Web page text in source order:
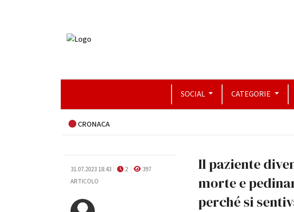
SOCIAL CATEGORIE
CRONACA
31.07.2023 18:43 2
397
ARTICOLO
Il paziente
morte e
perché si